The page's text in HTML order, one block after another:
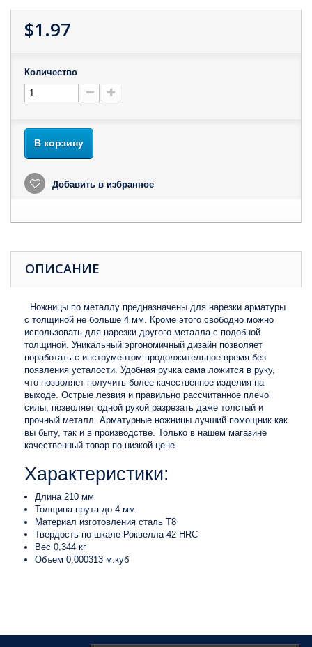
$1.97
Количество
В корзину
Добавить в избранное
ОПИСАНИЕ
Ножницы по металлу предназначены для нарезки арматуры
с толщиной не больше 4 мм. Кроме этого свободно можно
использовать для нарезки другого металла с подобной
толщиной. Уникальный эргономичный дизайн позволяет
поработать с инструментом продолжительное время без
появления усталости. Удобная ручка сама ложится в руку,
что позволяет получить более качественное изделия на
выходе. Острые лезвия и правильно рассчитанное плечо
силы, позволяет одной рукой разрезать даже толстый и
прочный металл. Арматурные ножницы лучший помощник как
вы быту, так и в производстве. Только в нашем магазине
качественный товар по низкой цене.
Характеристики:
Длина 210 мм
Толщина прута до 4 мм
Материал изготовления сталь Т8
Твердость по шкале Роквелла 42 HRC
Вес 0,344 кг
Объем 0,000313 м.куб